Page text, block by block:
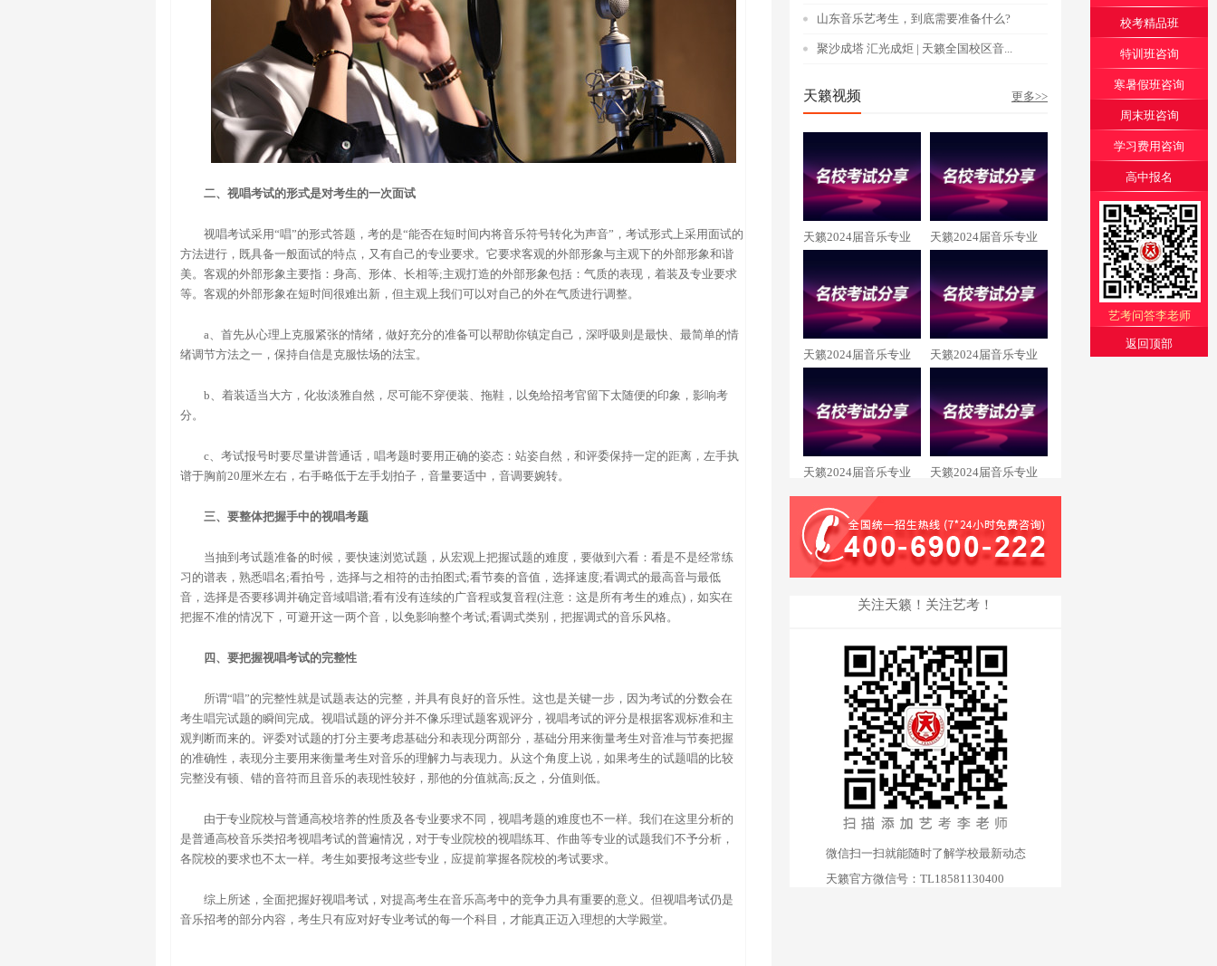
二、视唱考试的形式是对考生的一次面试
视唱考试采用“唱”的形式答题，考的是“能否在短时间内将音乐符号转化为声音”，考试形式上采用面试的
方法进行，既具备一般面试的特点，又有自己的专业要求。它要求客观的外部形象与主观下的外部形象和谐
美。客观的外部形象主要指：身高、形体、长相等;主观打造的外部形象包括：气质的表现，着装及专业要求
等。客观的外部形象在短时间很难出新，但主观上我们可以对自己的外在气质进行调整。
a、首先从心理上克服紧张的情绪，做好充分的准备可以帮助你镇定自己，深呼吸则是最快、最简单的情
绪调节方法之一，保持自信是克服怯场的法宝。
b、着装适当大方，化妆淡雅自然，尽可能不穿便装、拖鞋，以免给招考官留下太随便的印象，影响考
分。
c、考试报号时要尽量讲普通话，唱考题时要用正确的姿态：站姿自然，和评委保持一定的距离，左手执
谱于胸前20厘米左右，右手略低于左手划拍子，音量要适中，音调要婉转。
三、要整体把握手中的视唱考题
当抽到考试题准备的时候，要快速浏览试题，从宏观上把握试题的难度，要做到六看：看是不是经常练
习的谱表，熟悉唱名;看拍号，选择与之相符的击拍图式;看节奏的音值，选择速度;看调式的最高音与最低
音，选择是否要移调并确定音域唱谱;看有没有连续的广音程或复音程(注意：这是所有考生的难点)，如实在
把握不准的情况下，可避开这一两个音，以免影响整个考试;看调式类别，把握调式的音乐风格。
四、要把握视唱考试的完整性
所谓“唱”的完整性就是试题表达的完整，并具有良好的音乐性。这也是关键一步，因为考试的分数会在
考生唱完试题的瞬间完成。视唱试题的评分并不像乐理试题客观评分，视唱考试的评分是根据客观标准和主
观判断而来的。评委对试题的打分主要考虑基础分和表现分两部分，基础分用来衡量考生对音准与节奏把握
的准确性，表现分主要用来衡量考生对音乐的理解力与表现力。从这个角度上说，如果考生的试题唱的比较
完整没有顿、错的音符而且音乐的表现性较好，那他的分值就高;反之，分值则低。
由于专业院校与普通高校培养的性质及各专业要求不同，视唱考题的难度也不一样。我们在这里分析的
是普通高校音乐类招考视唱考试的普遍情况，对于专业院校的视唱练耳、作曲等专业的试题我们不予分析，
各院校的要求也不太一样。考生如要报考这些专业，应提前掌握各院校的考试要求。
综上所述，全面把握好视唱考试，对提高考生在音乐高考中的竞争力具有重要的意义。但视唱考试仍是
音乐招考的部分内容，考生只有应对好专业考试的每一个科目，才能真正迈入理想的大学殿堂。
山东音乐艺考生，到底需要准备什么?
聚沙成塔 汇光成炬 | 天籁全国校区音...
天籁视频 更多>>
天籁2024届音乐专业
录取
天籁2024届音乐专业
录取
天籁2024届音乐专业 天籁2024届音乐专业
天籁2024届音乐专业
舒畅 星海音乐学院录
取
天籁2024届音乐专业
录取
关注天籁！关注艺考！
微信扫一扫就能随时了解学校最新动态
天籁官方微信号：TL18581130400
校考精品班
特训班咨询
寒暑假班咨询
周末班咨询
学习费用咨询
高中报名
艺考问答李老师
返回顶部